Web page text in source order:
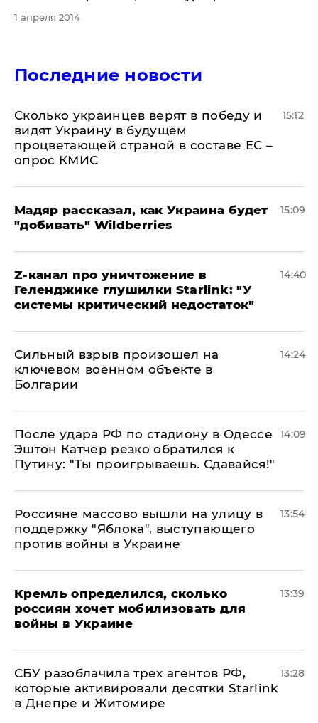
1 апреля 2014
Последние новости
Сколько украинцев верят в победу и
видят Украину в будущем
процветающей страной в составе ЕС –
опрос КМИС
15:12
Мадяр рассказал, как Украина будет
"добивать" Wildberries
15:09
Z-канал про уничтожение в
Геленджике глушилки Starlink: "У
системы критический недостаток"
14:40
Сильный взрыв произошел на
ключевом военном объекте в
Болгарии
14:24
После удара РФ по стадиону в Одессе
Эштон Катчер резко обратился к
Путину: "Ты проигрываешь. Сдавайся!"
14:09
Россияне массово вышли на улицу в
поддержку "Яблока", выступающего
против войны в Украине
13:54
Кремль определился, сколько
россиян хочет мобилизовать для
войны в Украине
13:39
СБУ разоблачила трех агентов РФ,
которые активировали десятки Starlink
в Днепре и Житомире
13:28